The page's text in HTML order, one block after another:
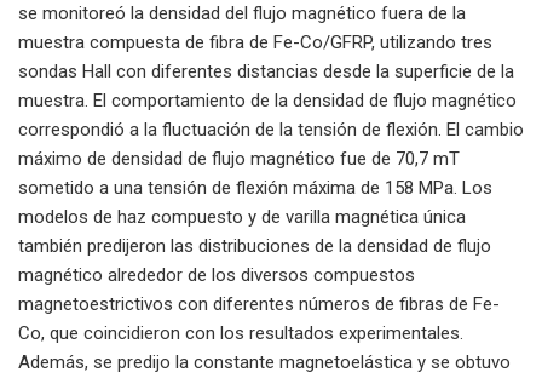
se monitoreó la densidad del flujo magnético fuera de la
muestra compuesta de fibra de Fe-Co/GFRP, utilizando tres
sondas Hall con diferentes distancias desde la superficie de la
muestra. El comportamiento de la densidad de flujo magnético
correspondió a la fluctuación de la tensión de flexión. El cambio
máximo de densidad de flujo magnético fue de 70,7 mT
sometido a una tensión de flexión máxima de 158 MPa. Los
modelos de haz compuesto y de varilla magnética única
también predijeron las distribuciones de la densidad de flujo
magnético alrededor de los diversos compuestos
magnetoestrictivos con diferentes números de fibras de Fe-
Co, que coincidieron con los resultados experimentales.
Además, se predijo la constante magnetoelástica y se obtuvo